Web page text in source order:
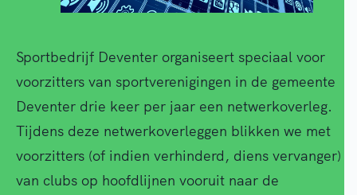
Sportbedrijf Deventer organiseert speciaal voor
voorzitters van sportverenigingen in de gemeente
Deventer drie keer per jaar een netwerkoverleg.
Tijdens deze netwerkoverleggen blikken we met
voorzitters (of indien verhinderd, diens vervanger)
van clubs op hoofdlijnen vooruit naar de